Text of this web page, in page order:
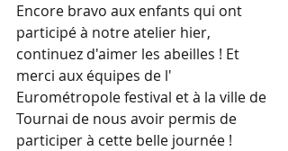
Encore bravo aux enfants qui ont
participé à notre atelier hier,
continuez d'aimer les abeilles ! Et
merci aux équipes de l'
Eurométropole festival et à la ville de
Tournai de nous avoir permis de
participer à cette belle journée !